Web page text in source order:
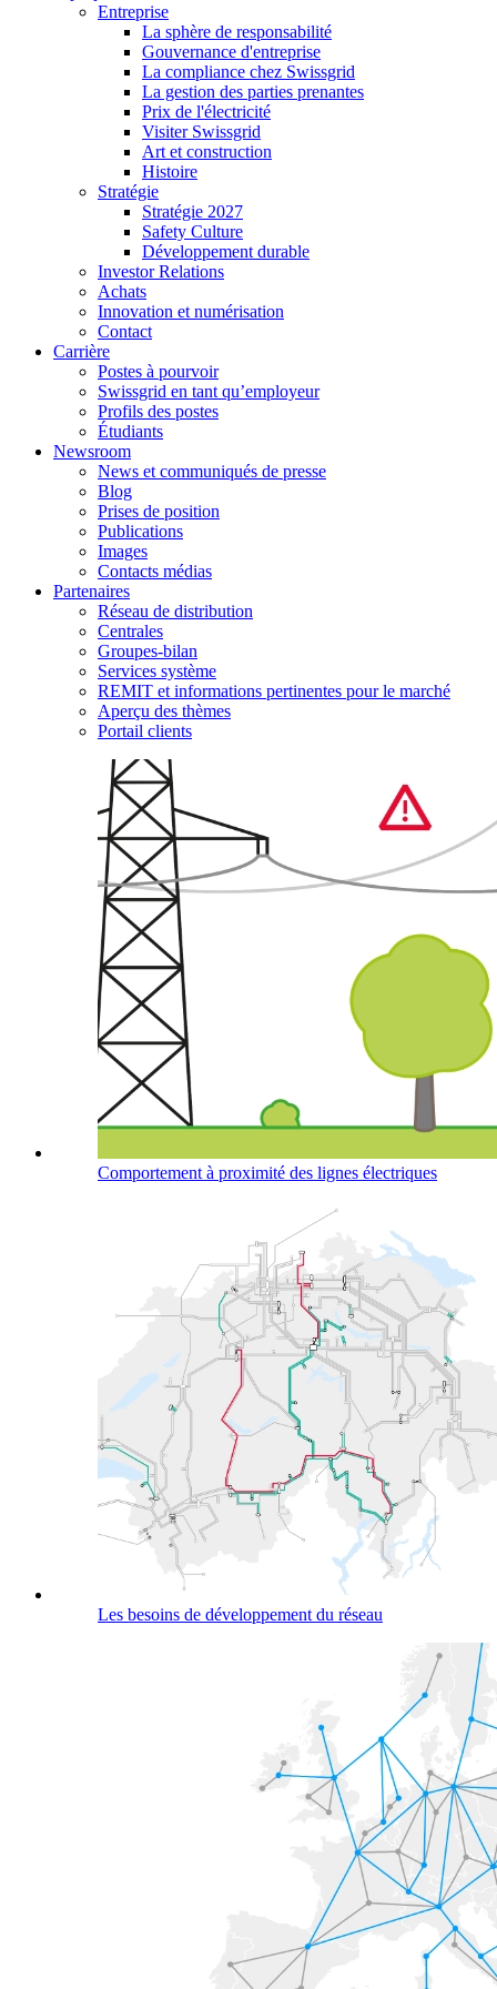
Entreprise
La sphère de responsabilité
Gouvernance d'entreprise
La compliance chez Swissgrid
La gestion des parties prenantes
Prix de l'électricité
Visiter Swissgrid
Art et construction
Histoire
Stratégie
Stratégie 2027
Safety Culture
Développement durable
Investor Relations
Achats
Innovation et numérisation
Contact
Carrière
Postes à pourvoir
Swissgrid en tant qu’employeur
Profils des postes
Étudiants
Newsroom
News et communiqués de presse
Blog
Prises de position
Publications
Images
Contacts médias
Partenaires
Réseau de distribution
Centrales
Groupes-bilan
Services système
REMIT et informations pertinentes pour le marché
Aperçu des thèmes
Portail clients
Comportement à proximité des lignes électriques
Les besoins de développement du réseau